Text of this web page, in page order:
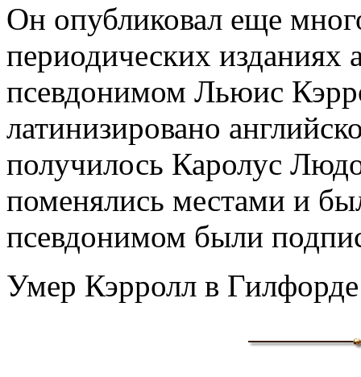
Он опубликовал еще
периодических
псевдонимом Льюис
латинизировано
получилось Каролус
поменялись местами и
псевдонимом были
Умер Кэрролл в